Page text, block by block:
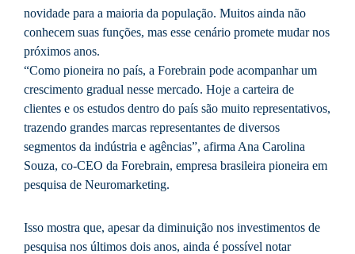
novidade para a maioria da população. Muitos ainda não
conhecem suas funções, mas esse cenário promete mudar nos
próximos anos.
“Como pioneira no país, a Forebrain pode acompanhar um
crescimento gradual nesse mercado. Hoje a carteira de
clientes e os estudos dentro do país são muito representativos,
trazendo grandes marcas representantes de diversos
segmentos da indústria e agências”, afirma Ana Carolina
Souza, co-CEO da Forebrain, empresa brasileira pioneira em
pesquisa de Neuromarketing.
Isso mostra que, apesar da diminuição nos investimentos de
pesquisa nos últimos dois anos, ainda é possível notar